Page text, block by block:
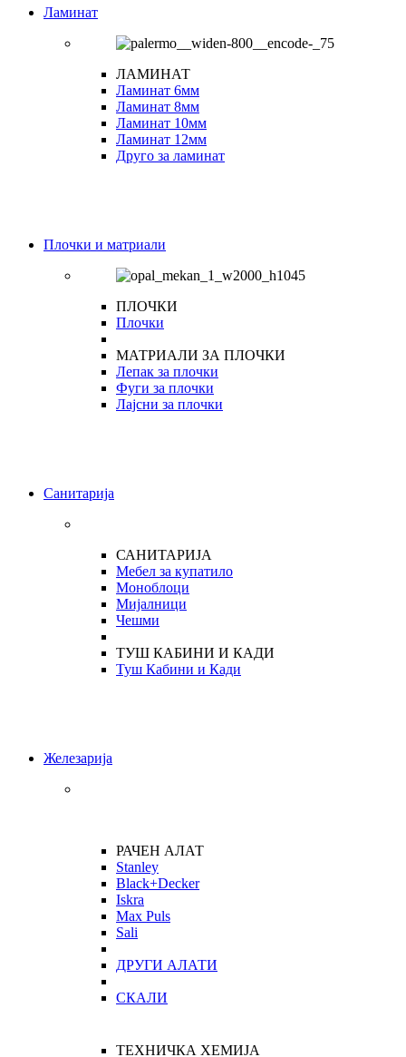
Ламинат
ЛАМИНАТ
Ламинат 6мм
Ламинат 8мм
Ламинат 10мм
Ламинат 12мм
Друго за ламинат
Плочки и матриали
ПЛОЧКИ
Плочки
МАТРИАЛИ ЗА ПЛОЧКИ
Лепак за плочки
Фуги за плочки
Лајсни за плочки
Санитарија
САНИТАРИЈА
Мебел за купатило
Моноблоци
Мијалници
Чешми
ТУШ КАБИНИ И КАДИ
Туш Кабини и Кади
Железарија
РАЧЕН АЛАТ
Stanley
Black+Decker
Iskra
Max Puls
Sali
ДРУГИ АЛАТИ
СКАЛИ
ТЕХНИЧКА ХЕМИЈА